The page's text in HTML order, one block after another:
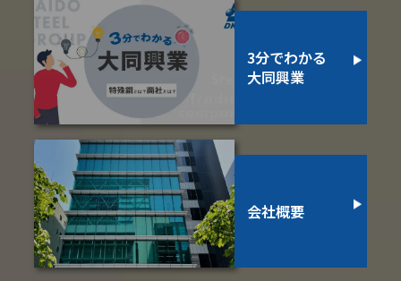
3分でわかる
大同興業
会社概要